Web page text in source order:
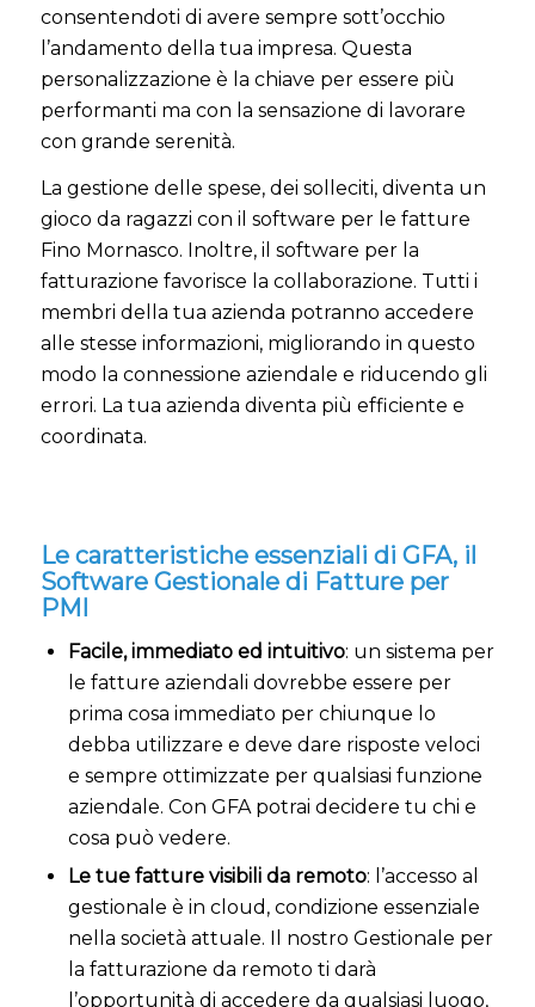
consentendoti di avere sempre sott’occhio
l’andamento della tua impresa. Questa
personalizzazione è la chiave per essere più
performanti ma con la sensazione di lavorare
con grande serenità.
La gestione delle spese, dei solleciti, diventa un
gioco da ragazzi con il software per le fatture
Fino Mornasco. Inoltre, il software per la
fatturazione favorisce la collaborazione. Tutti i
membri della tua azienda potranno accedere
alle stesse informazioni, migliorando in questo
modo la connessione aziendale e riducendo gli
errori. La tua azienda diventa più efficiente e
coordinata.
Le caratteristiche essenziali di GFA, il
Software Gestionale di Fatture per
PMI
Facile, immediato ed intuitivo: un sistema per
le fatture aziendali dovrebbe essere per
prima cosa immediato per chiunque lo
debba utilizzare e deve dare risposte veloci
e sempre ottimizzate per qualsiasi funzione
aziendale. Con GFA potrai decidere tu chi e
cosa può vedere.
Le tue fatture visibili da remoto: l’accesso al
gestionale è in cloud, condizione essenziale
nella società attuale. Il nostro Gestionale per
la fatturazione da remoto ti darà
l’opportunità di accedere da qualsiasi luogo,